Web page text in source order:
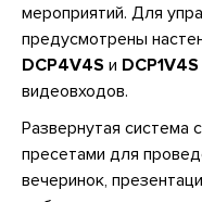
мероприятий. Для
предусмотрены
DCP4V4S и DCP1V4S
видеовходов.
Развернутая система
пресетами для
вечеринок,